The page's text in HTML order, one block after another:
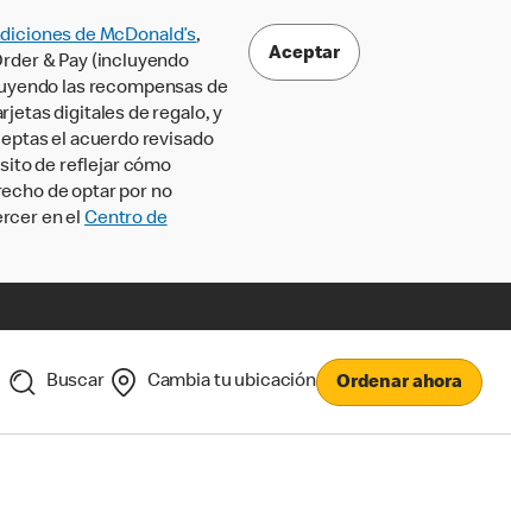
de McDonald’s,
& Pay (incluyendo
las recompensas de
digitales de regalo, y
el acuerdo revisado
de reflejar cómo
de optar por no
en el Centro de
Aceptar
Buscar Cambia tu ubicación Ordenar ahora